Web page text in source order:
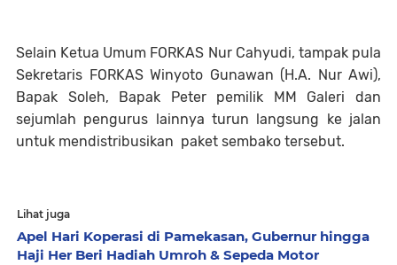
Selain Ketua Umum FORKAS Nur Cahyudi, tampak pula
Sekretaris FORKAS Winyoto Gunawan (H.A. Nur Awi),
Bapak Soleh, Bapak Peter pemilik MM Galeri dan
sejumlah pengurus lainnya turun langsung ke jalan
untuk mendistribusikan paket sembako tersebut.
Lihat juga
Apel Hari Koperasi di Pamekasan, Gubernur hingga
Haji Her Beri Hadiah Umroh & Sepeda Motor